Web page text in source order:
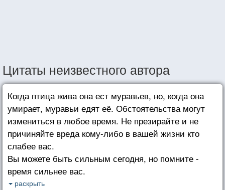
Цитаты неизвестного автора
Когда птица жива она ест муравьев, но, когда она
умирает, муравьи едят её. Обстоятельства могут
измениться в любое время. Не презирайте и не
причиняйте вреда кому-либо в вашей жизни кто
слабее вас.
Вы можете быть сильным сегодня, но помните -
время сильнее вас.
Так же, как одно дерево даёт миллион спичек, но
раскрыть